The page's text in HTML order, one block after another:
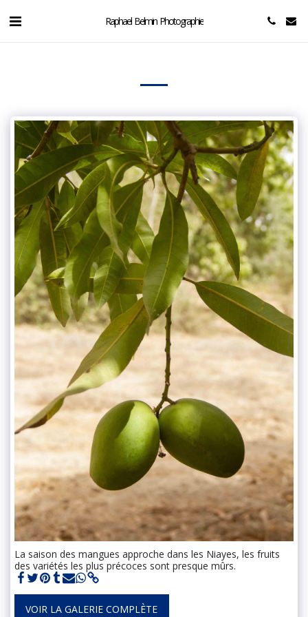
Raphael Belmin Photographie
La saison des mangues approche dans les Niayes, les fruits
des variétés les plus précoces sont presque mûrs.
VOIR LA GALERIE COMPLÈTE